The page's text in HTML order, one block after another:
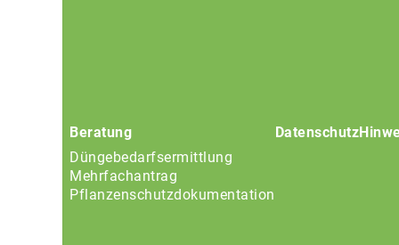
Beratung
Düngebedarfsermittlung
Mehrfachantrag
Pflanzenschutzdokumentation
Datenschutz